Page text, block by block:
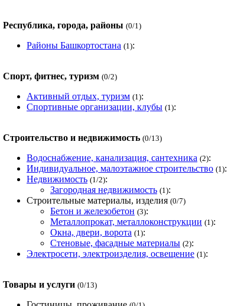
Республика, города, районы (0/1)
Районы Башкортостана (1):
Спорт, фитнес, туризм (0/2)
Активный отдых, туризм (1):
Спортивные организации, клубы (1):
Строительство и недвижимость (0/13)
Водоснабжение, канализация, сантехника (2):
Индивидуальное, малоэтажное строительство (1):
Недвижимость (1/2):
Загородная недвижимость (1):
Строительные материалы, изделия (0/7)
Бетон и железобетон (3):
Металлопрокат, металлоконструкции (1):
Окна, двери, ворота (1):
Стеновые, фасадные материалы (2):
Электросети, электроизделия, освещение (1):
Товары и услуги (0/13)